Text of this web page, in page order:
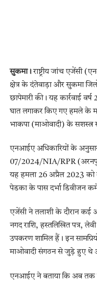
सुकमा। राष्ट्रीय जांच एजेंसी
क्षेत्र के दंतेवाड़ा और सुकमा
छापेमारी की। यह कार्रवाई
घात लगाकर किए गए हमले के
भाकपा (माओवादी) के सशस्त्र
एनआईए अधिकारियों के
07/2024/NIA/RPR
यह हमला 26 अप्रैल 2023 को
पेडका के पास दर्भा डिवीजन
एजेंसी ने तलाशी के दौरान कई
नगद राशि, हस्तलिखित पत्र,
उपकरण शामिल हैं। इन
माओवादी संगठन से जुड़े हुए थे
एनआईए ने बताया कि अब तक